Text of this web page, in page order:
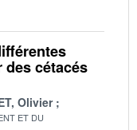
cétacés
Olivier
ET DU